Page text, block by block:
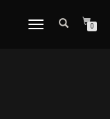
NAVIGATION
0